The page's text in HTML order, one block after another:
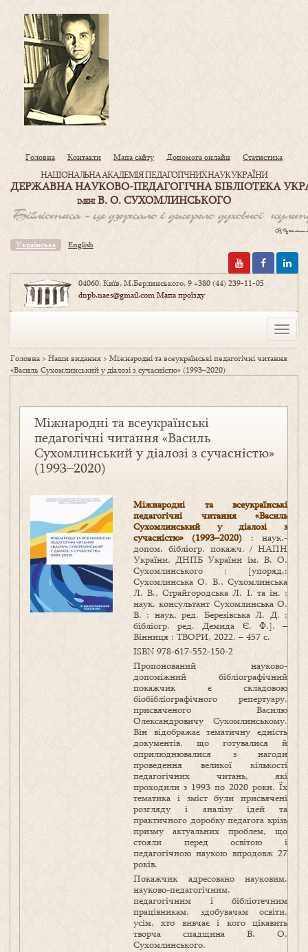
Головна Контакти Мапа сайту Допомога онлайн Статистика
НАЦІОНАЛЬНА АКАДЕМІЯ ПЕДАГОГІЧНИХ НАУК УКРАЇНИ
ДЕРЖАВНА НАУКОВО-ПЕДАГОГІЧНА БІБЛІОТЕКА
ІМЕНІВ. О. СУХОМЛИНСЬКОГО
Українська English
04060, Київ, М.Берлинського, 9+380 (44) 239-11-05
dnpb.naes@gmail.comМапа проїзду
Toggle
Головна >Наши видання >Міжнародні та всеукраїнські педагогічні читання
«Василь Сухомлинський у діалозі з сучасністю» (1993–2020)
Міжнародні та всеукраїнські
педагогічні читання «Василь
Сухомлинський у діалозі з сучасністю»
(1993–2020)
Міжнародні та всеукраїнські
педагогічні читання «Василь
Сухомлинський у діалозі з
сучасністю» (1993–2020) : наук.-
допом. бібліогр. покажч. / НАПН
України, ДНПБ України ім. В. О.
Сухомлинського ; [упоряд.:
Сухомлинська О. В., Сухомлинська
Л. В., Страйгородська Л. І. та ін. ;
наук. консультант Сухомлинська О.
В. ; наук. ред. Березівська Л. Д. ;
бібліогр. ред. Демида Є. Ф.]. –
Вінниця : ТВОРИ, 2022. – 457 c.
ISBN 978-617-552-150-2
Пропонований науково-
допоміжний бібліографічний
покажчик є складовою
біобібліографічного репертуару,
присвяченого Василю
Олександровичу Сухомлинському.
Він відображає тематичну єдність
документів, що готувалися й
оприлюднювалися з нагоди
проведення великої кількості
педагогічних читань, які
проходили з 1993 по 2020 роки. Їх
тематика і зміст були присвячені
розгляду і аналізу ідей та
практичного доробку педагога крізь
призму актуальних проблем, що
стояли перед освітою і
педагогічною наукою впродовж 27
років.
Покажчик адресовано науковим,
науково-педагогічним,
педагогічним і бібліотечним
працівникам, здобувачам освіти,
усім, хто вивчає і кого цікавить
творча спадщина В. О.
Сухомлинського.